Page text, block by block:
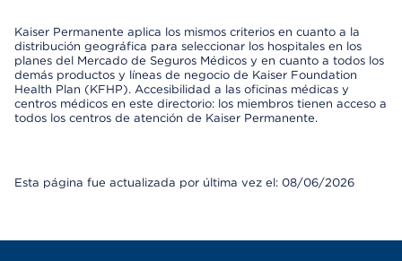
Kaiser Permanente aplica los mismos criterios en cuanto a la
distribución geográfica para seleccionar los hospitales en los
planes del Mercado de Seguros Médicos y en cuanto a todos los
demás productos y líneas de negocio de Kaiser Foundation
Health Plan (KFHP). Accesibilidad a las oficinas médicas y
centros médicos en este directorio: los miembros tienen acceso a
todos los centros de atención de Kaiser Permanente.
Esta página fue actualizada por última vez el: 08/06/2026